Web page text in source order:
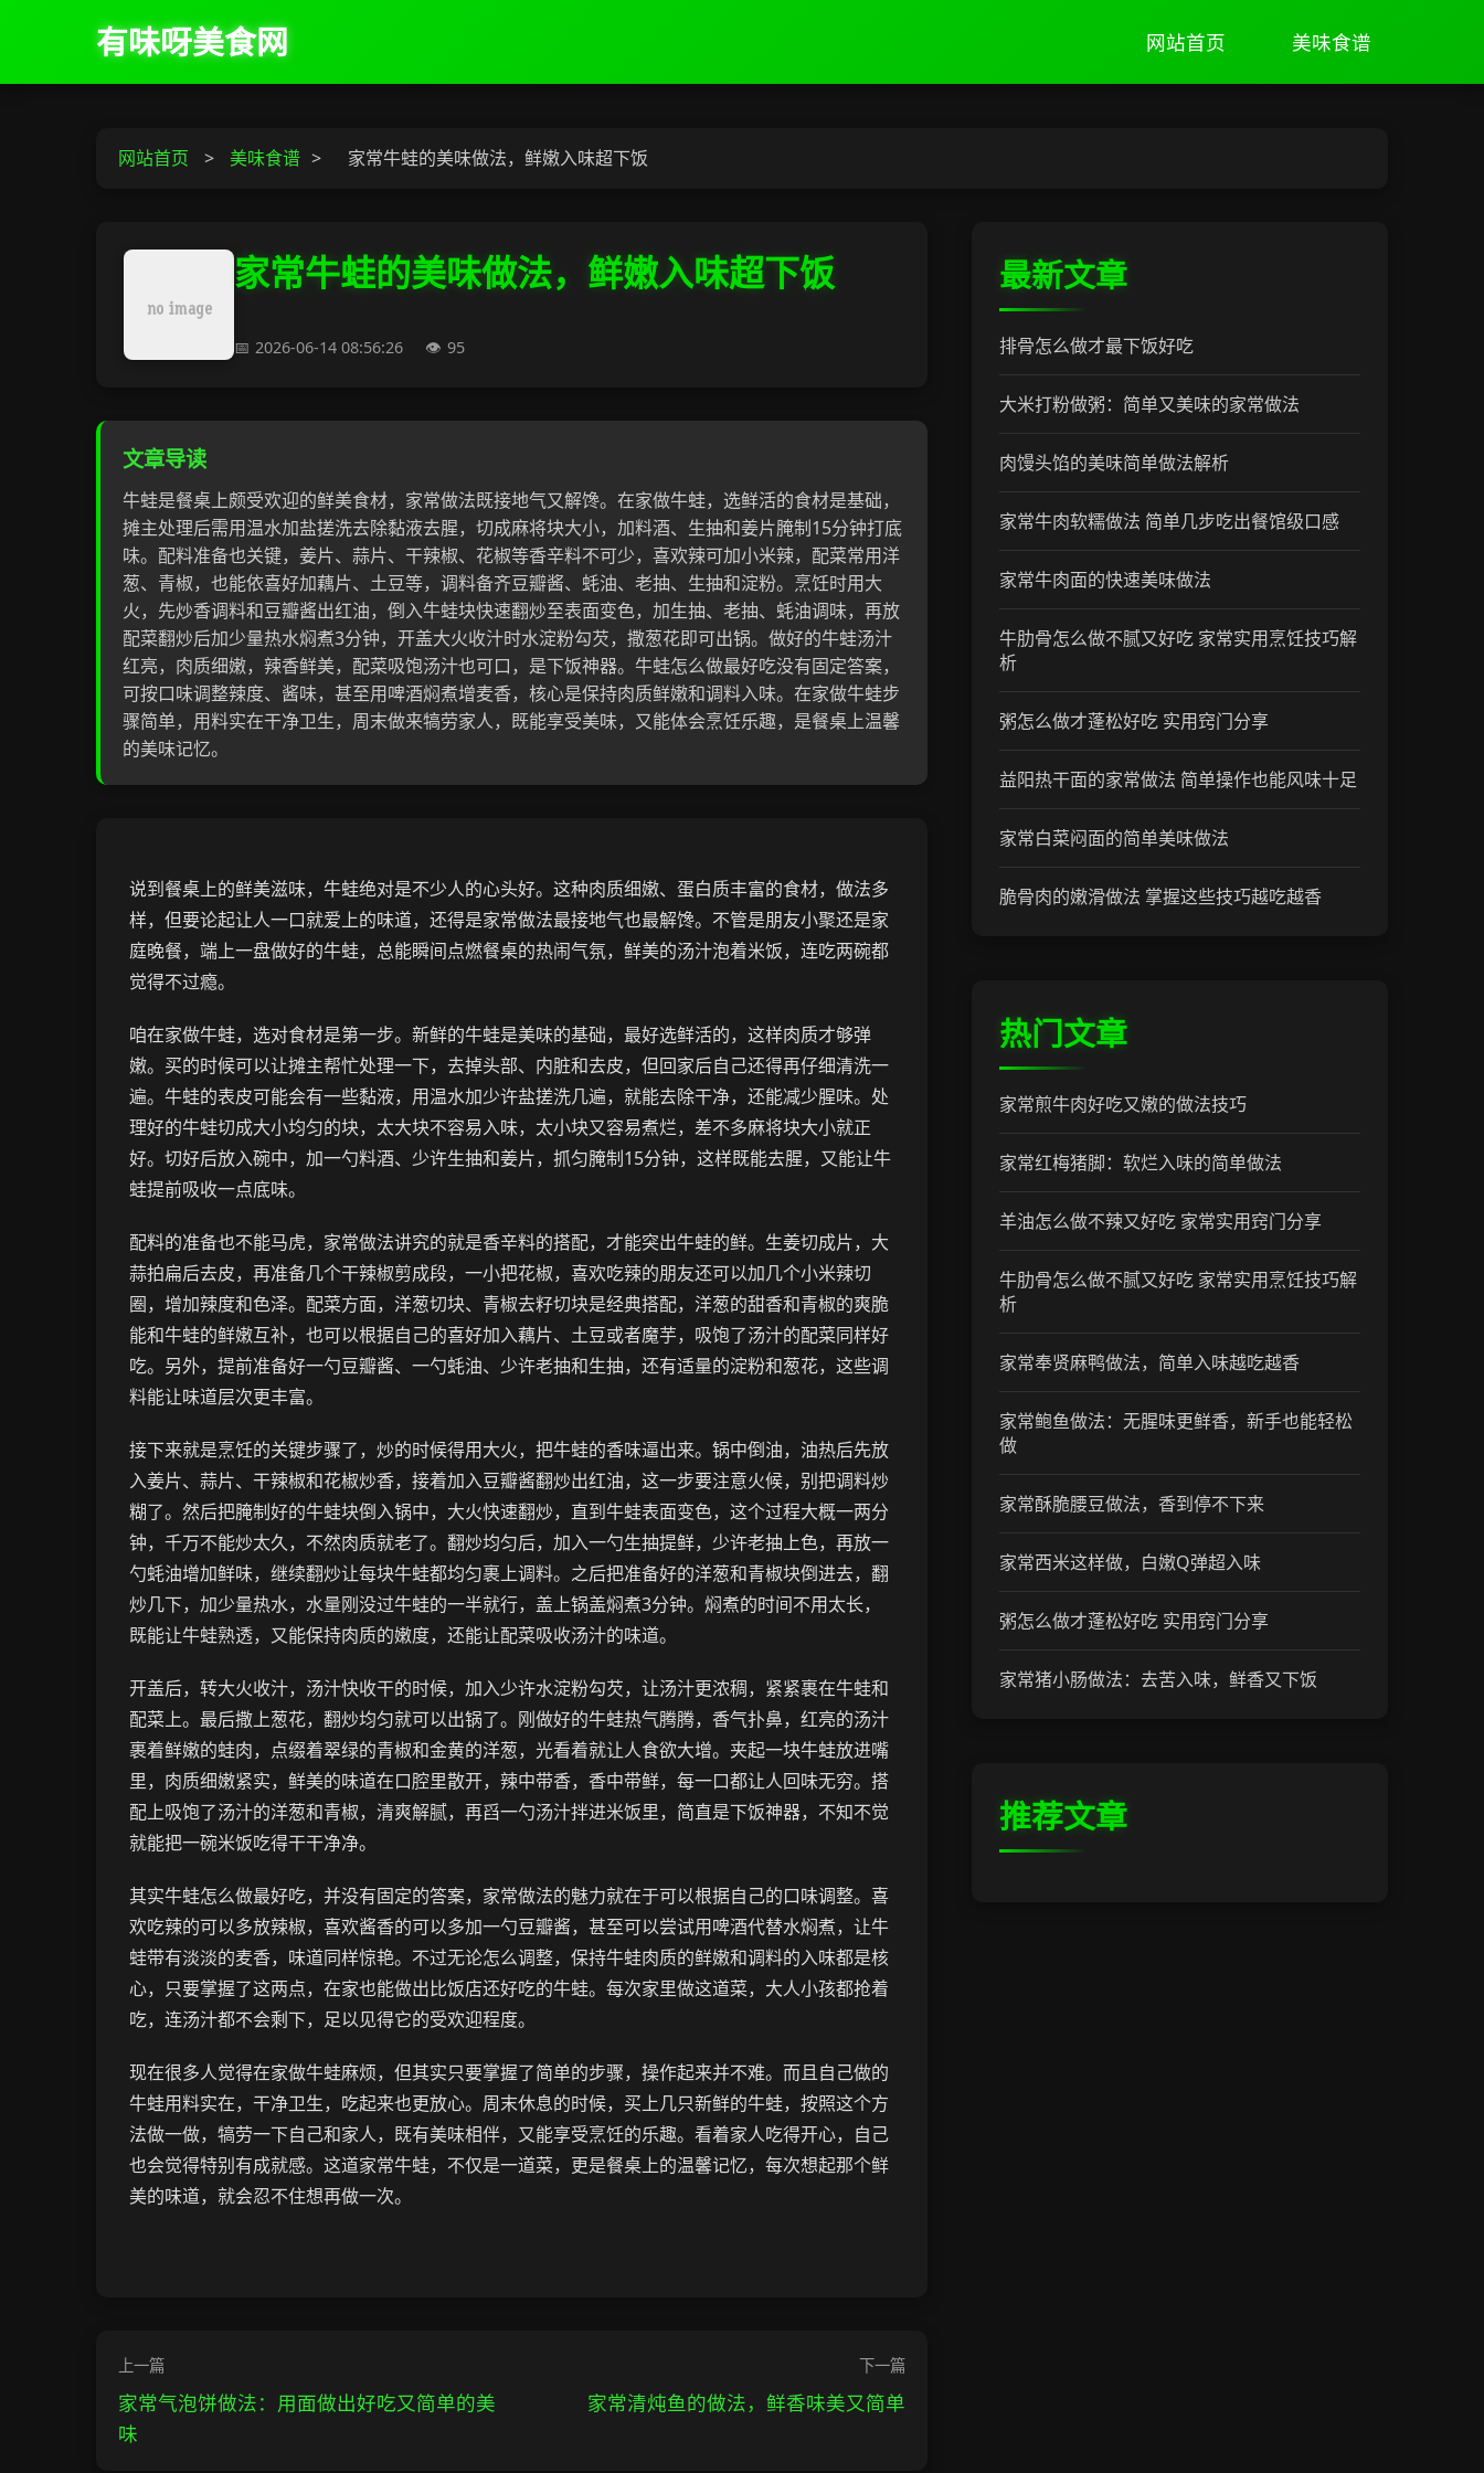
有味呀美食网 网站首页 美味食谱
网站首页 > 美味食谱 > 家常牛蛙的美味做法，鲜嫩入味超下饭
家常牛蛙的美味做法，鲜嫩入味超下饭
2026-06-14 08:56:26 95
文章导读
牛蛙是餐桌上颇受欢迎的鲜美食材，家常做法既接地气又解馋。在家做牛蛙，选鲜活的食材是基础，
摊主处理后需用温水加盐搓洗去除黏液去腥，切成麻将块大小，加料酒、生抽和姜片腌制15分钟打底
味。配料准备也关键，姜片、蒜片、干辣椒、花椒等香辛料不可少，喜欢辣可加小米辣，配菜常用洋
葱、青椒，也能依喜好加藕片、土豆等，调料备齐豆瓣酱、蚝油、老抽、生抽和淀粉。烹饪时用大
火，先炒香调料和豆瓣酱出红油，倒入牛蛙块快速翻炒至表面变色，加生抽、老抽、蚝油调味，再放
配菜翻炒后加少量热水焖煮3分钟，开盖大火收汁时水淀粉勾芡，撒葱花即可出锅。做好的牛蛙汤汁
红亮，肉质细嫩，辣香鲜美，配菜吸饱汤汁也可口，是下饭神器。牛蛙怎么做最好吃没有固定答案，
可按口味调整辣度、酱味，甚至用啤酒焖煮增麦香，核心是保持肉质鲜嫩和调料入味。在家做牛蛙步
骤简单，用料实在干净卫生，周末做来犒劳家人，既能享受美味，又能体会烹饪乐趣，是餐桌上温馨
的美味记忆。
说到餐桌上的鲜美滋味，牛蛙绝对是不少人的心头好。这种肉质细嫩、蛋白质丰富的食材，做法多
样，但要论起让人一口就爱上的味道，还得是家常做法最接地气也最解馋。不管是朋友小聚还是家
庭晚餐，端上一盘做好的牛蛙，总能瞬间点燃餐桌的热闹气氛，鲜美的汤汁泡着米饭，连吃两碗都
觉得不过瘾。
咱在家做牛蛙，选对食材是第一步。新鲜的牛蛙是美味的基础，最好选鲜活的，这样肉质才够弹
嫩。买的时候可以让摊主帮忙处理一下，去掉头部、内脏和去皮，但回家后自己还得再仔细清洗一
遍。牛蛙的表皮可能会有一些黏液，用温水加少许盐搓洗几遍，就能去除干净，还能减少腥味。处
理好的牛蛙切成大小均匀的块，太大块不容易入味，太小块又容易煮烂，差不多麻将块大小就正
好。切好后放入碗中，加一勺料酒、少许生抽和姜片，抓匀腌制15分钟，这样既能去腥，又能让牛
蛙提前吸收一点底味。
配料的准备也不能马虎，家常做法讲究的就是香辛料的搭配，才能突出牛蛙的鲜。生姜切成片，大
蒜拍扁后去皮，再准备几个干辣椒剪成段，一小把花椒，喜欢吃辣的朋友还可以加几个小米辣切
圈，增加辣度和色泽。配菜方面，洋葱切块、青椒去籽切块是经典搭配，洋葱的甜香和青椒的爽脆
能和牛蛙的鲜嫩互补，也可以根据自己的喜好加入藕片、土豆或者魔芋，吸饱了汤汁的配菜同样好
吃。另外，提前准备好一勺豆瓣酱、一勺蚝油、少许老抽和生抽，还有适量的淀粉和葱花，这些调
料能让味道层次更丰富。
接下来就是烹饪的关键步骤了，炒的时候得用大火，把牛蛙的香味逼出来。锅中倒油，油热后先放
入姜片、蒜片、干辣椒和花椒炒香，接着加入豆瓣酱翻炒出红油，这一步要注意火候，别把调料炒
糊了。然后把腌制好的牛蛙块倒入锅中，大火快速翻炒，直到牛蛙表面变色，这个过程大概一两分
钟，千万不能炒太久，不然肉质就老了。翻炒均匀后，加入一勺生抽提鲜，少许老抽上色，再放一
勺蚝油增加鲜味，继续翻炒让每块牛蛙都均匀裹上调料。之后把准备好的洋葱和青椒块倒进去，翻
炒几下，加少量热水，水量刚没过牛蛙的一半就行，盖上锅盖焖煮3分钟。焖煮的时间不用太长，
既能让牛蛙熟透，又能保持肉质的嫩度，还能让配菜吸收汤汁的味道。
开盖后，转大火收汁，汤汁快收干的时候，加入少许水淀粉勾芡，让汤汁更浓稠，紧紧裹在牛蛙和
配菜上。最后撒上葱花，翻炒均匀就可以出锅了。刚做好的牛蛙热气腾腾，香气扑鼻，红亮的汤汁
裹着鲜嫩的蛙肉，点缀着翠绿的青椒和金黄的洋葱，光看着就让人食欲大增。夹起一块牛蛙放进嘴
里，肉质细嫩紧实，鲜美的味道在口腔里散开，辣中带香，香中带鲜，每一口都让人回味无穷。搭
配上吸饱了汤汁的洋葱和青椒，清爽解腻，再舀一勺汤汁拌进米饭里，简直是下饭神器，不知不觉
就能把一碗米饭吃得干干净净。
其实牛蛙怎么做最好吃，并没有固定的答案，家常做法的魅力就在于可以根据自己的口味调整。喜
欢吃辣的可以多放辣椒，喜欢酱香的可以多加一勺豆瓣酱，甚至可以尝试用啤酒代替水焖煮，让牛
蛙带有淡淡的麦香，味道同样惊艳。不过无论怎么调整，保持牛蛙肉质的鲜嫩和调料的入味都是核
心，只要掌握了这两点，在家也能做出比饭店还好吃的牛蛙。每次家里做这道菜，大人小孩都抢着
吃，连汤汁都不会剩下，足以见得它的受欢迎程度。
现在很多人觉得在家做牛蛙麻烦，但其实只要掌握了简单的步骤，操作起来并不难。而且自己做的
牛蛙用料实在，干净卫生，吃起来也更放心。周末休息的时候，买上几只新鲜的牛蛙，按照这个方
法做一做，犒劳一下自己和家人，既有美味相伴，又能享受烹饪的乐趣。看着家人吃得开心，自己
也会觉得特别有成就感。这道家常牛蛙，不仅是一道菜，更是餐桌上的温馨记忆，每次想起那个鲜
美的味道，就会忍不住想再做一次。
上一篇
家常气泡饼做法：用面做出好吃又简单的美
味
下一篇
家常清炖鱼的做法，鲜香味美又简单
最新文章
排骨怎么做才最下饭好吃
大米打粉做粥：简单又美味的家常做法
肉馒头馅的美味简单做法解析
家常牛肉软糯做法 简单几步吃出餐馆级口感
家常牛肉面的快速美味做法
牛肋骨怎么做不腻又好吃 家常实用烹饪技巧解
析
粥怎么做才蓬松好吃 实用窍门分享
益阳热干面的家常做法 简单操作也能风味十足
家常白菜闷面的简单美味做法
脆骨肉的嫩滑做法 掌握这些技巧越吃越香
热门文章
家常煎牛肉好吃又嫩的做法技巧
家常红梅猪脚：软烂入味的简单做法
羊油怎么做不辣又好吃 家常实用窍门分享
牛肋骨怎么做不腻又好吃 家常实用烹饪技巧解
析
家常奉贤麻鸭做法，简单入味越吃越香
家常鲍鱼做法：无腥味更鲜香，新手也能轻松
做
家常酥脆腰豆做法，香到停不下来
家常西米这样做，白嫩Q弹超入味
粥怎么做才蓬松好吃 实用窍门分享
家常猪小肠做法：去苦入味，鲜香又下饭
推荐文章